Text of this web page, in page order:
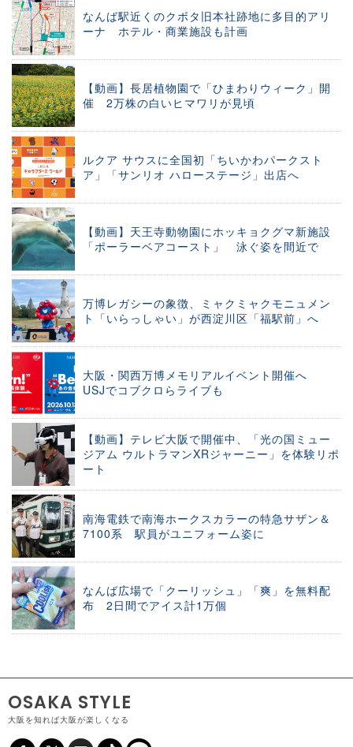
なんば駅近くのクボタ旧本社跡地に多目的アリ
ーナ ホテル・商業施設も計画
【動画】長居植物園で「ひまわりウィーク」開
催 2万株の白いヒマワリが見頃
ルクア サウスに全国初「ちいかわパークスト
ア」「サンリオ ハローステージ」出店へ
【動画】天王寺動物園にホッキョクグマ新施設
「ポーラーベアコースト」 泳ぐ姿を間近で
万博レガシーの象徴、ミャクミャクモニュメン
ト「いらっしゃい」が西淀川区「福駅前」へ
大阪・関西万博メモリアルイベント開催へ
USJでコブクロらライブも
【動画】テレビ大阪で開催中、「光の国ミュー
ジアム ウルトラマンXRジャーニー」を体験リポ
ート
南海電鉄で南海ホークスカラーの特急サザン＆
7100系 駅員がユニフォーム姿に
なんば広場で「クーリッシュ」「爽」を無料配
布 2日間でアイス計1万個
OSAKA STYLE
大阪を知れば大阪が楽しくなる